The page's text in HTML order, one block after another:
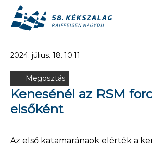
2024. július. 18. 10:11
Megosztás
Kenesénél az RSM
elsőként
Az első katamaránaok elérték a